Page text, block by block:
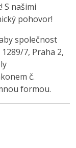
S našimi
pohovor!
společnost
1289/7, Praha 2,
č.
formou.